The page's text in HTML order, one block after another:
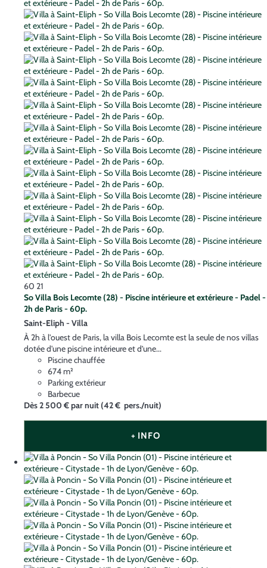
60 21
So Villa Bois Lecomte (28) - Piscine intérieure et extérieure - Padel -
2h de Paris - 60p.
Saint-Eliph - Villa
À 2h à l'ouest de Paris, la villa Bois Lecomte est la seule de nos villas
dotée d'une piscine intérieure et d’une...
Piscine chauffée
674 m²
Parking extérieur
Barbecue
Dès2 500 €par nuit(42 € pers./nuit)
+ INFO